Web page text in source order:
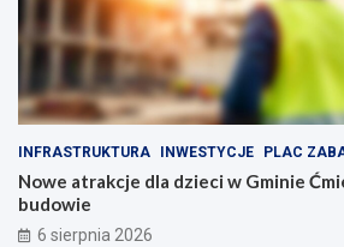
r
a
c
j
d
l
a
r
m
n
p
ę
z
i
e
INFRASTRUKTURA INWESTYCJE PLAC
Nowe atrakcje dla dzieci w Gminie
budowie
6 sierpnia 2026